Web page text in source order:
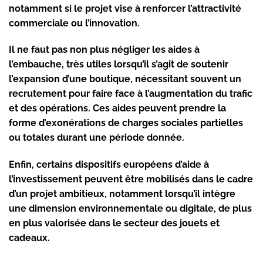
notamment si le projet vise à renforcer l’attractivité
commerciale ou l’innovation.
Il ne faut pas non plus négliger les aides à
l’embauche, très utiles lorsqu’il s’agit de soutenir
l’expansion d’une boutique, nécessitant souvent un
recrutement pour faire face à l’augmentation du trafic
et des opérations. Ces aides peuvent prendre la
forme d’exonérations de charges sociales partielles
ou totales durant une période donnée.
Enfin, certains dispositifs européens d’aide à
l’investissement peuvent être mobilisés dans le cadre
d’un projet ambitieux, notamment lorsqu’il intègre
une dimension environnementale ou digitale, de plus
en plus valorisée dans le secteur des jouets et
cadeaux.